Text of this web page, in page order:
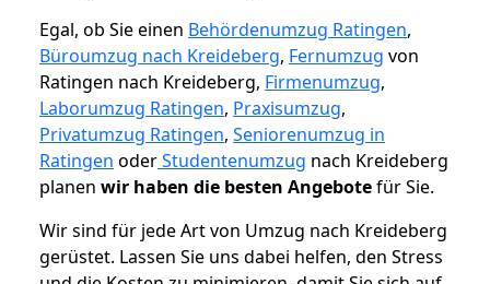
Egal, ob Sie einen Behördenumzug Ratingen,
Büroumzug nach Kreideberg, Fernumzug von
Ratingen nach Kreideberg, Firmenumzug,
Laborumzug Ratingen, Praxisumzug,
Privatumzug Ratingen, Seniorenumzug in
Ratingen oderStudentenumzug nach Kreideberg
planen wir haben die besten Angebotefür Sie.
Wir sind für jede Art von Umzug nach Kreideberg
gerüstet. Lassen Sie uns dabei helfen, den Stress